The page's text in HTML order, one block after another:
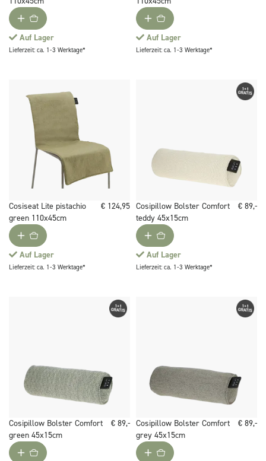
Auf Lager
Lieferzeit: ca. 1-3 Werktage*
Auf Lager
Lieferzeit: ca. 1-3 Werktage*
Cosiseat Lite pistachio
green 110x45cm
€ 124,95
Auf Lager
Lieferzeit: ca. 1-3 Werktage*
Cosipillow Bolster Comfort
teddy 45x15cm
€ 89,-
Auf Lager
Lieferzeit: ca. 1-3 Werktage*
Cosipillow Bolster Comfort
green 45x15cm
€ 89,- Cosipillow Bolster Comfort
grey 45x15cm
€ 89,-